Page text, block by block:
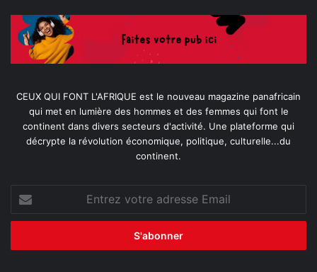
CEUX QUI FONT L'AFRIQUE est le nouveau magazine panafricain
qui met en lumière des hommes et des femmes qui font le
continent dans divers secteurs d'activité. Une plateforme qui
décrypte la révolution économique, politique, culturelle...du
continent.
votre
adresse